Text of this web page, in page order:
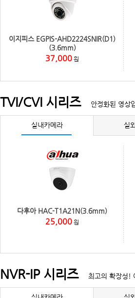
이지피스 EGPIS-AHD2224SNIR(D1)
(3.6mm)
37,000 원
TVI/CVI 시리즈 안정화된 영상
실내카메라 실
다후아 HAC-T1A21N(3.6mm)
25,000 원
NVR-IP 시리즈 최고의 확장성!